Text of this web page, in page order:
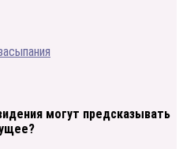
могут предсказывать